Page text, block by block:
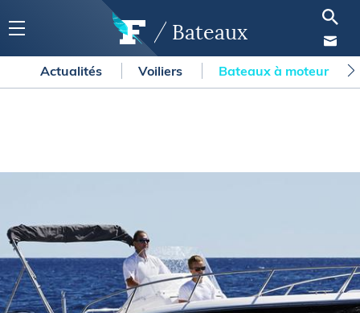
Bateaux
Actualités Voiliers Bateaux à moteur